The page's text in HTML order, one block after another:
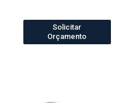
Solicitar
Orçamento